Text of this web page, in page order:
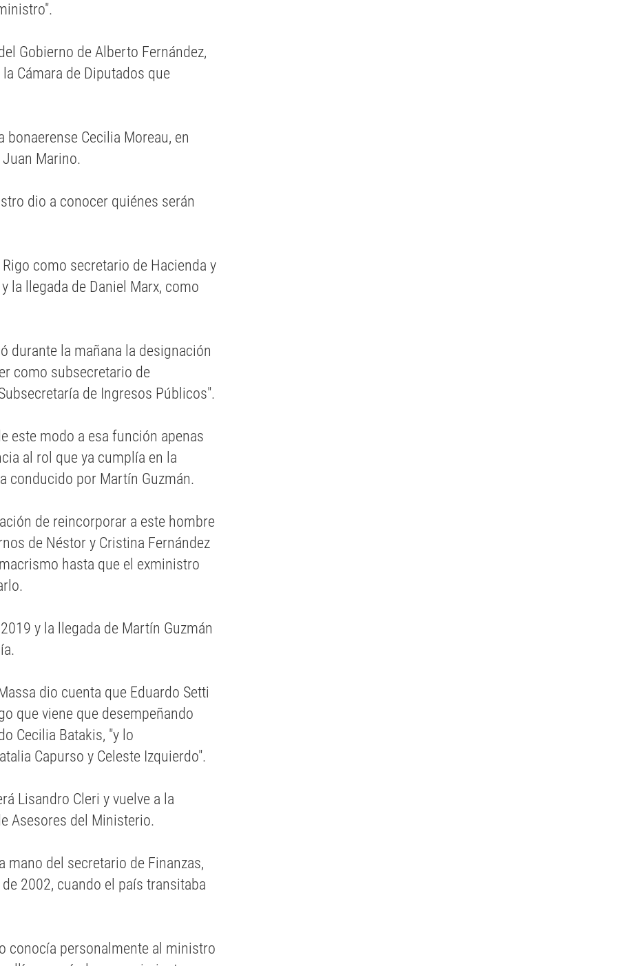
Gobierno de Alberto Fernández,
Cámara de Diputados que
Cecilia Moreau, en
Marino.
dio a conocer quiénes serán
como secretario de Hacienda y
la llegada de Daniel Marx, como
durante la mañana la designación
como subsecretario de
de Ingresos Públicos".
este modo a esa función apenas
al rol que ya cumplía en la
conducido por Martín Guzmán.
de reincorporar a este hombre
de Néstor y Cristina Fernández
hasta que el exministro
y la llegada de Martín Guzmán
dio cuenta que Eduardo Setti
que viene que desempeñando
Cecilia Batakis, "y lo
Capurso y Celeste Izquierdo".
Lisandro Cleri y vuelve a la
Asesores del Ministerio.
del secretario de Finanzas,
2002, cuando el país transitaba
conocía personalmente al ministro